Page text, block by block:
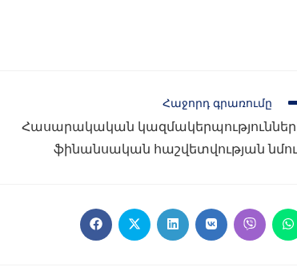
Հաջորդ գրառումը
Հասարակական
ֆինանսական հաշվետվության